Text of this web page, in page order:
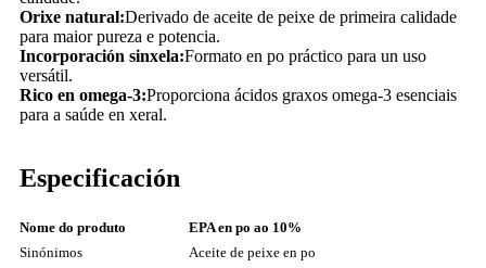
Orixe natural:Derivado de aceite de peixe de primeira calidade
para maior pureza e potencia.
Incorporación sinxela:Formato en po práctico para un uso
versátil.
Rico en omega-3:Proporciona ácidos graxos omega-3 esenciais
para a saúde en xeral.
Especificación
Nome do produto
EPA en po ao 10%
Sinónimos
Aceite de peixe en po